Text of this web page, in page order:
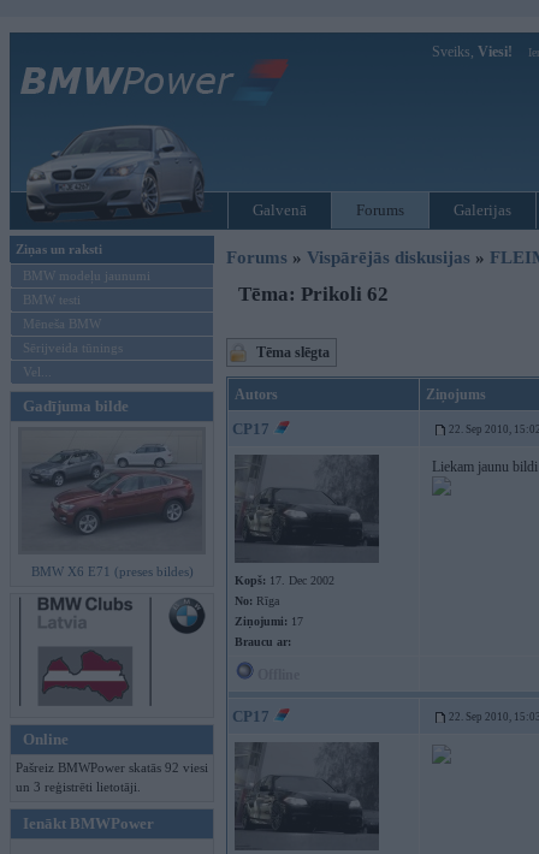
Sveiks, Viesi!
Galvenā Forums Galerijas
Ziņas un raksti
BMW modeļu jaunumi
BMW testi
Mēneša BMW
Sērijveida tūnings
Vel...
Gadījuma bilde
BMW X6 E71 (preses bildes)
Online
Pašreiz BMWPower skatās 92 viesi
un 3 reģistrēti lietotāji.
Ienākt BMWPower
Forums » Vispārējās diskusijas »
Tēma: Prikoli 62
Tēma slēgta
Autors Ziņojums
CP17 22. Sep 2010,
Kopš: 17. Dec 2002
No: Rīga
Ziņojumi: 17
Braucu ar:
Liekam jaunu
CP17 22. Sep 2010,